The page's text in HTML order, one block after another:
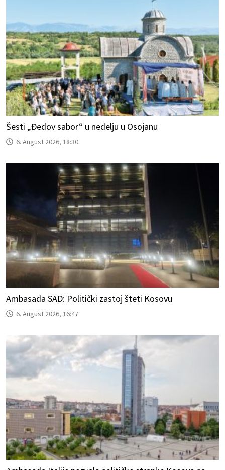
Šesti „Đedov sabor“ u nedelju u Osojanu
6. August 2026, 18:30
Ambasada SAD: Politički zastoj šteti Kosovu
6. August 2026, 16:47